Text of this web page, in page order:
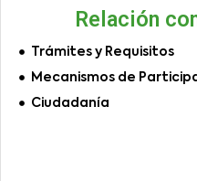
Relación
Trámites y Requisitos
Mecanismos de
Ciudadanía